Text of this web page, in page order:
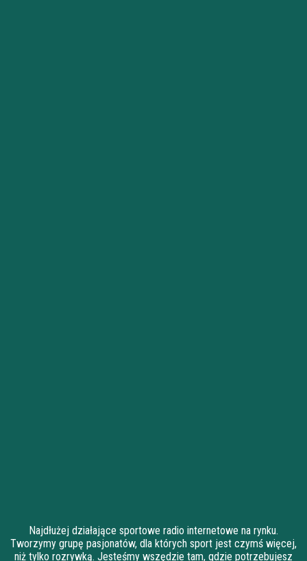
Najdłużej działające sportowe radio internetowe na rynku.
Tworzymy grupę pasjonatów, dla których sport jest czymś więcej,
niż tylko rozrywką. Jesteśmy wszędzie tam, gdzie potrzebujesz